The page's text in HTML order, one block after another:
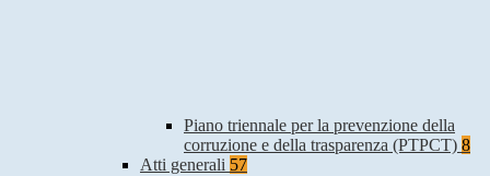
Piano triennale per la prevenzione della
corruzione e della trasparenza (PTPCT) 8
Atti generali 57